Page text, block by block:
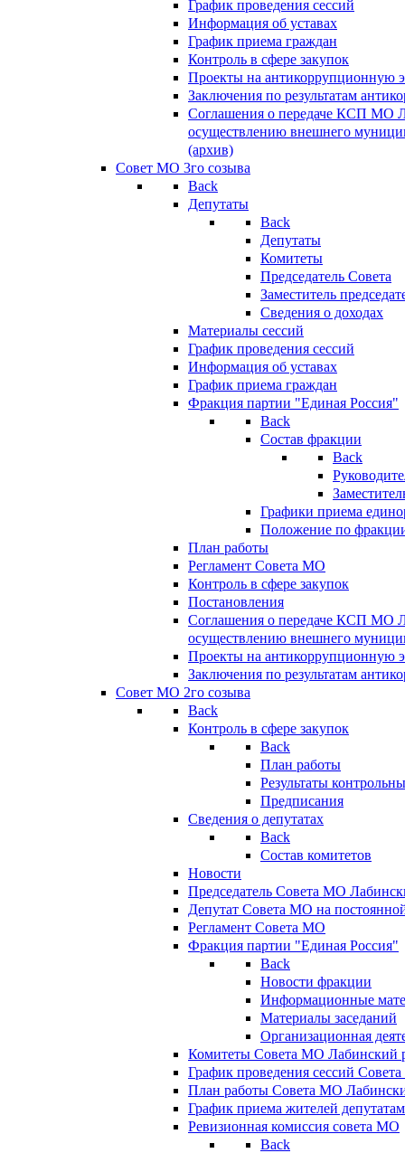
График проведения сессий
Информация об уставах
График приема граждан
Контроль в сфере закупок
Проекты на антикоррупционную
Заключения по результатам
Соглашения о передаче КСП МО
осуществлению внешнего
(архив)
Совет МО 3го созыва
Back
Депутаты
Back
Депутаты
Комитеты
Председатель Совета
Заместитель
Сведения о доходах
Материалы сессий
График проведения сессий
Информация об уставах
График приема граждан
Фракция партии "Единая Россия"
Back
Состав фракции
Back
Графики приема
Положение по
План работы
Регламент Совета МО
Контроль в сфере закупок
Постановления
Соглашения о передаче КСП МО
осуществлению внешнего
Проекты на антикоррупционную
Заключения по результатам
Совет МО 2го созыва
Back
Контроль в сфере закупок
Back
План работы
Результаты
Предписания
Сведения о депутатах
Back
Состав комитетов
Новости
Председатель Совета МО
Депутат Совета МО на
Регламент Совета МО
Фракция партии "Единая Россия"
Back
Новости фракции
Информационные
Материалы заседаний
Организационная
Комитеты Совета МО Лабинский
График проведения сессий
План работы Совета МО
График приема жителей
Ревизионная комиссия совета МО
Back